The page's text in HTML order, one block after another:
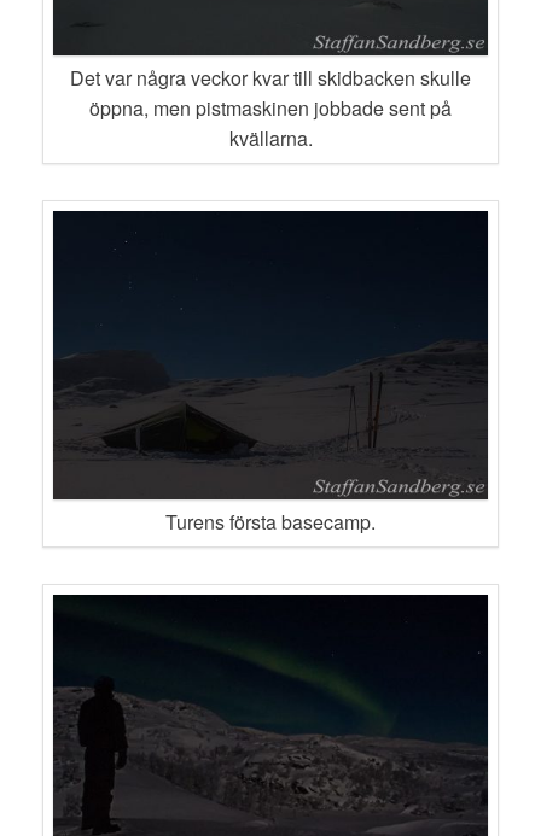
Det var några veckor kvar till skidbacken skulle
öppna, men pistmaskinen jobbade sent på
kvällarna.
Turens första basecamp.